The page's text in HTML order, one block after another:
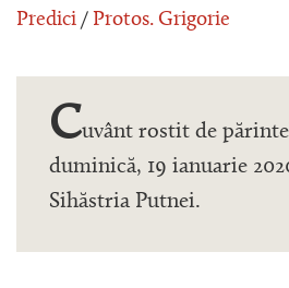
Predici / Protos. Grigorie
Cuvânt rostit de
duminică, 19 ianuarie
Sihăstria Putnei.